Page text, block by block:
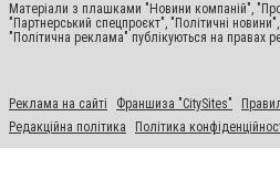
Матеріали з плашками "Новини компаній",
"Партнерський спецпроєкт", "Політичні
"Політична реклама" публікуються на правах
Реклама на сайті Франшиза "CitySites"
Редакційна політика
Політика